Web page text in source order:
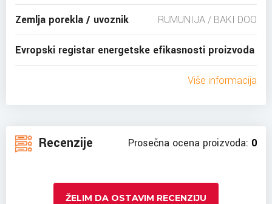
Zemlja porekla / uvoznik RUMUNIJA / BAKI DOO
Evropski registar energetske efikasnosti proizvoda
Više informacija
Recenzije Prosečna ocena proizvoda: 0
ŽELIM DA OSTAVIM RECENZIJU